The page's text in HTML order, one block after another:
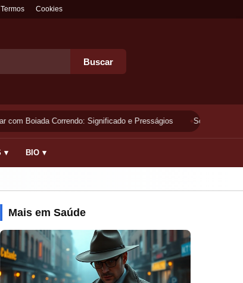
Termos Cookies
Buscar
com Boiada Correndo: Significado e Presságios Sonhar
▾ BIO ▾
Mais em Saúde